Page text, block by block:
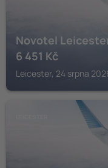
Novotel
6 451 Kč
Leicester, 24 srpna